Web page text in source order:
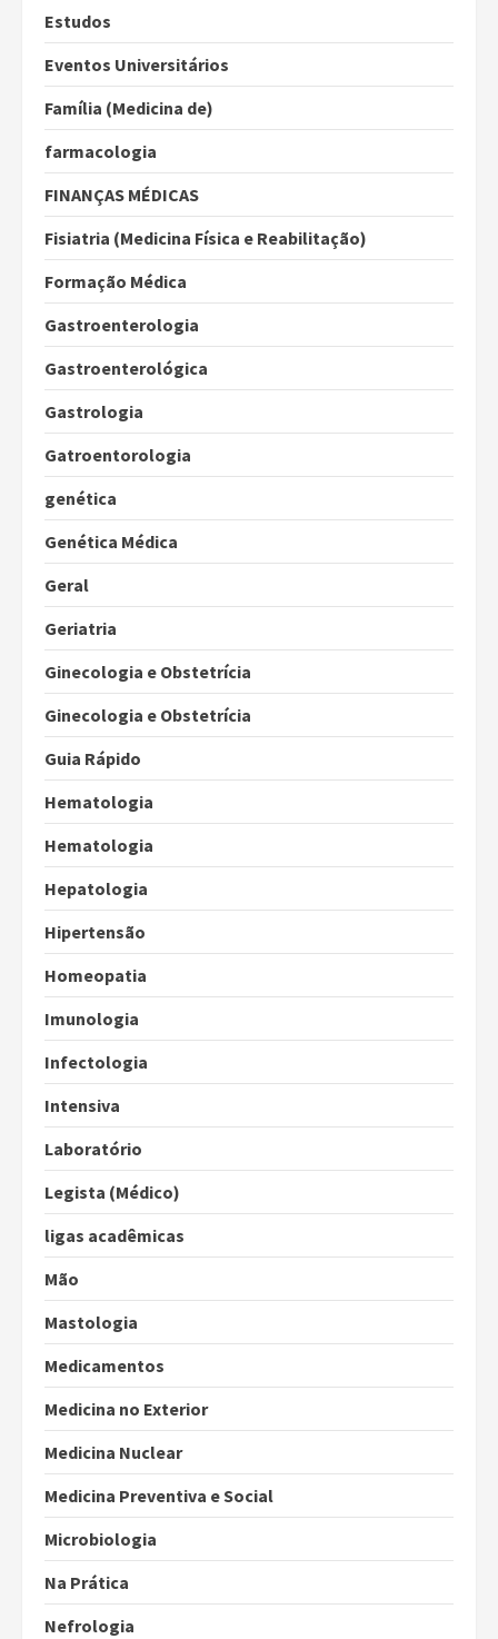
Estudos
Eventos Universitários
Família (Medicina de)
farmacologia
FINANÇAS MÉDICAS
Fisiatria (Medicina Física e Reabilitação)
Formação Médica
Gastroenterologia
Gastroenterológica
Gastrologia
Gatroentorologia
genética
Genética Médica
Geral
Geriatria
Ginecologia e Obstetrícia
Ginecologia e Obstetrícia
Guia Rápido
Hematologia
Hematologia
Hepatologia
Hipertensão
Homeopatia
Imunologia
Infectologia
Intensiva
Laboratório
Legista (Médico)
ligas acadêmicas
Mão
Mastologia
Medicamentos
Medicina no Exterior
Medicina Nuclear
Medicina Preventiva e Social
Microbiologia
Na Prática
Nefrologia